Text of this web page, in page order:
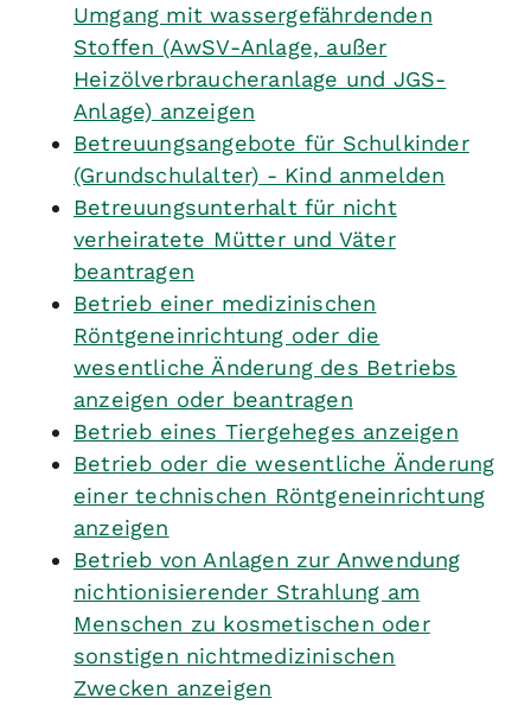
Umgang mit wassergefährdenden
Stoffen (AwSV-Anlage, außer
Heizölverbraucheranlage und JGS-
Anlage) anzeigen
Betreuungsangebote für Schulkinder
(Grundschulalter) - Kind anmelden
Betreuungsunterhalt für nicht
verheiratete Mütter und Väter
beantragen
Betrieb einer medizinischen
Röntgeneinrichtung oder die
wesentliche Änderung des Betriebs
anzeigen oder beantragen
Betrieb eines Tiergeheges anzeigen
Betrieb oder die wesentliche Änderung
einer technischen Röntgeneinrichtung
anzeigen
Betrieb von Anlagen zur Anwendung
nichtionisierender Strahlung am
Menschen zu kosmetischen oder
sonstigen nichtmedizinischen
Zwecken anzeigen